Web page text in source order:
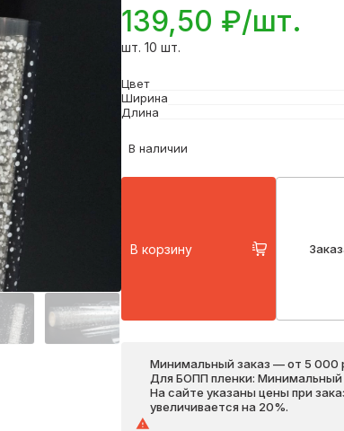
139,50 ₽/шт.
шт. 10 шт.
Цвет
Ширина
Длина
В наличии
В корзину
Минимальный заказ — от 5 000
Для БОПП пленки: Минимальный
На сайте указаны цены при
увеличивается на 20%.